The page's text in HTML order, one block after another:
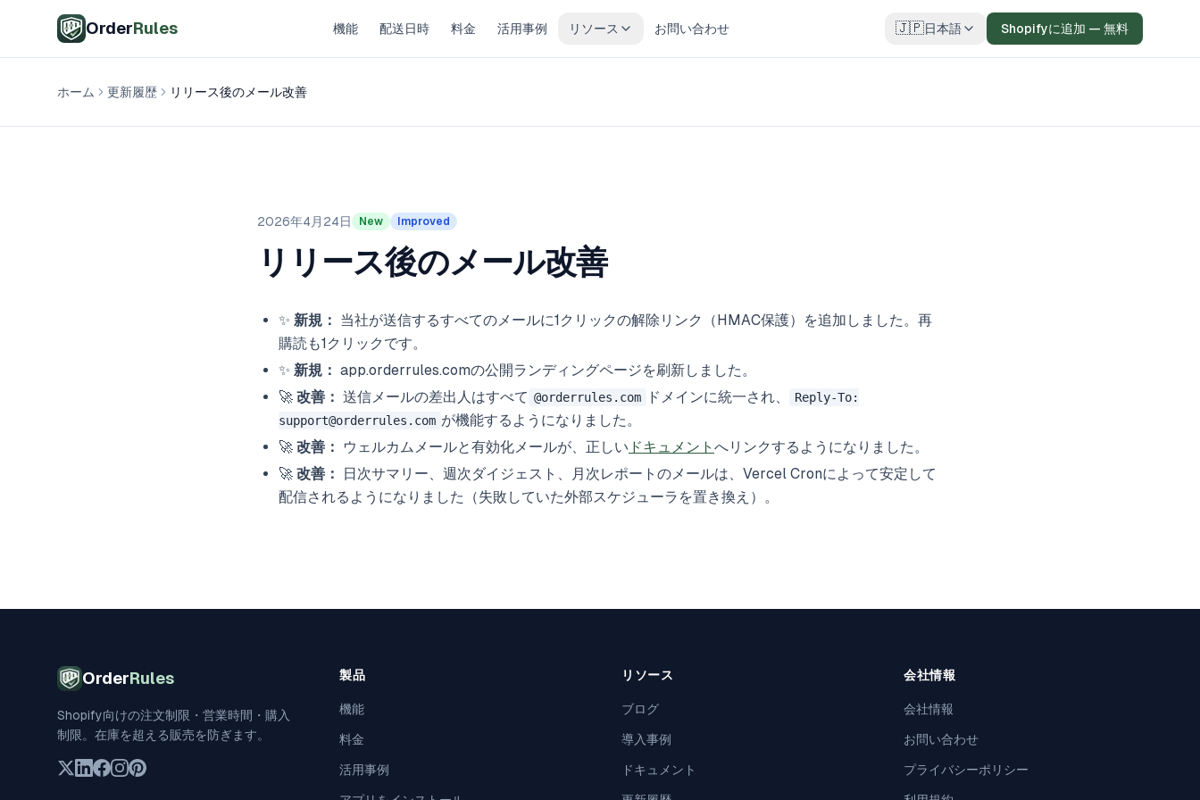
OrderRules 機能 配送日時 料金 活用事例 リソース お問い合わせ 🇯🇵日本語 Shopifyに追加 — 無料
ホーム 更新履歴 リリース後のメール改善
2026年4月24日 New Improved
リリース後のメール改善
✨ 新規： 当社が送信するすべてのメールに1クリックの解除リンク（HMAC保護）を追加しました。再
購読も1クリックです。
✨ 新規： app.orderrules.comの公開ランディングページを刷新しました。
🚀 改善： 送信メールの差出人はすべて @orderrules.com ドメインに統一され、
Reply-To:
support@orderrules.com が機能するようになりました。
🚀 改善： ウェルカムメールと有効化メールが、正しい ドキュメント へリンクするようになりました。
🚀 改善：
日次サマリー、週次ダイジェスト、月次レポートのメールは、Vercel Cronによって安定して
配信されるようになりました（失敗していた外部スケジューラを置き換え）。
OrderRules
Shopify向けの注文制限・営業時間・購入
制限。在庫を超える販売を防ぎます。
製品
機能
料金
活用事例
リソース
ブログ
導入事例
ドキュメント
会社情報
会社情報
お問い合わせ
プライバシーポリシー